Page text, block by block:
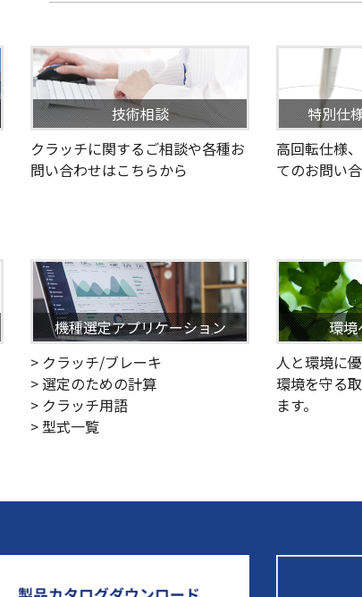
技術相談
クラッチに関するご相談や各種お
問い合わせはこちらから
特別仕
高回転仕様
てのお問い
機種選定アプリケーション
> クラッチ/ブレーキ
> 選定のための計算
> クラッチ用語
> 型式一覧
環境
人と環境に
環境を守る
ます。